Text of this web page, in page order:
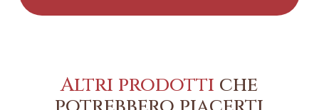
Altri prodotti che